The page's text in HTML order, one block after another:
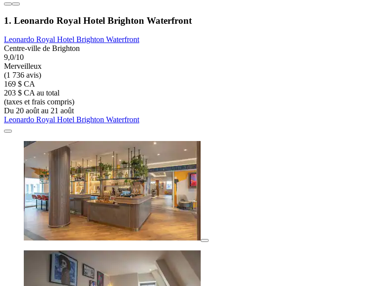
1. Leonardo Royal Hotel Brighton Waterfront
Leonardo Royal Hotel Brighton Waterfront
Centre-ville de Brighton
9,0/10
Merveilleux
(1 736 avis)
169 $ CA
203 $ CA au total
(taxes et frais compris)
Du 20 août au 21 août
Leonardo Royal Hotel Brighton Waterfront